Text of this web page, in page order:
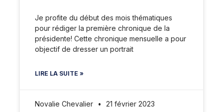
Je profite du début des mois thématiques
pour rédiger la première chronique de la
présidente! Cette chronique mensuelle a pour
objectif de dresser un portrait
LIRE LA SUITE »
Novalie Chevalier 21 février 2023